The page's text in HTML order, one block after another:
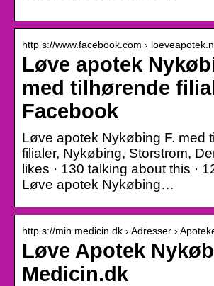
http s://www.facebook.com ›
Løve apotek
med tilhørende
Facebook
Løve apotek Nykøbing F. med
filialer, Nykøbing, Storstrom,
likes · 130 talking about this ·
Løve apotek Nykøbing…
http s://min.medicin.dk › Adresser ›
Løve Apotek
Medicin.dk